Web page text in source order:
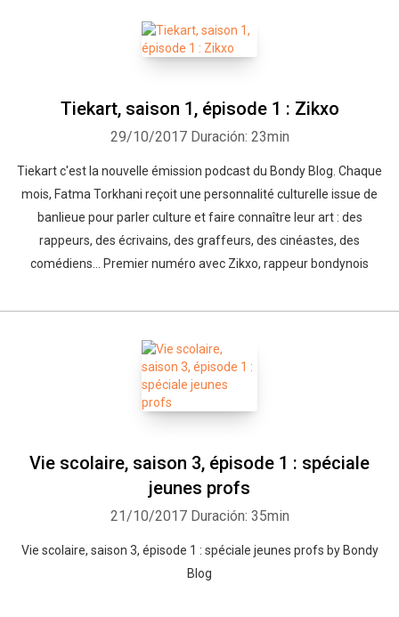
Tiekart, saison 1, épisode 1 : Zikxo
29/10/2017 Duración: 23min
Tiekart c'est la nouvelle émission podcast du Bondy Blog. Chaque
mois, Fatma Torkhani reçoit une personnalité culturelle issue de
banlieue pour parler culture et faire connaître leur art : des
rappeurs, des écrivains, des graffeurs, des cinéastes, des
comédiens... Premier numéro avec Zikxo, rappeur bondynois
Vie scolaire, saison 3, épisode 1 : spéciale
jeunes profs
21/10/2017 Duración: 35min
Vie scolaire, saison 3, épisode 1 : spéciale jeunes profs by Bondy
Blog